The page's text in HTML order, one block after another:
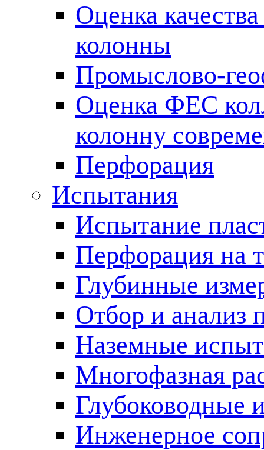
Оценка
колонны
Промыслово-
Оценка ФЕС
колонну
Перфорация
Испытания
Испытание
Перфорация на
Глубинные
Отбор и анализ
Наземные
Многофазная
Глубоководные
Инженерное